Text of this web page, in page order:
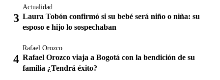
Actualidad
Laura Tobón confirmó si su bebé será niño o niña: su
esposo e hijo lo sospechaban
Rafael Orozco
Rafael Orozco viaja a Bogotá con la bendición de su
familia ¿Tendrá éxito?